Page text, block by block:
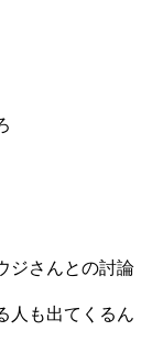
ジさんとの討論
人も出てくるん